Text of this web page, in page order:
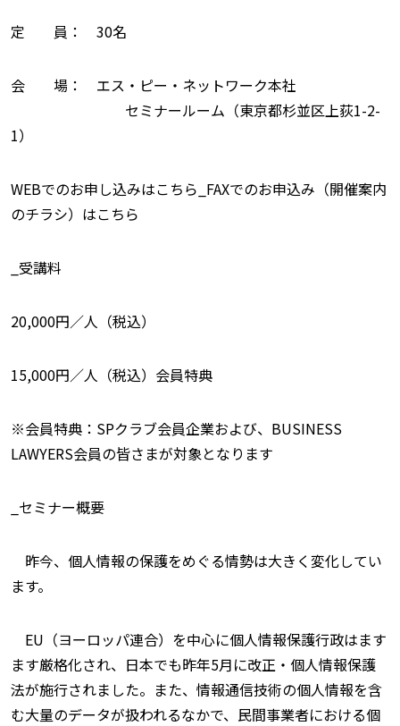
定 員： 30名
会 場： エス・ピー・ネットワーク本社
セミナールーム（東京都杉並区上荻1-2-
1）
WEBでのお申し込みはこちら_FAXでのお申込み（開催案内
のチラシ）はこちら
_受講料
20,000円／人（税込）
15,000円／人（税込）会員特典
※会員特典：SPクラブ会員企業および、BUSINESS
LAWYERS会員の皆さまが対象となります
_セミナー概要
昨今、個人情報の保護をめぐる情勢は大きく変化してい
ます。
EU（ヨーロッパ連合）を中心に個人情報保護行政はます
ます厳格化され、日本でも昨年5月に改正・個人情報保護
法が施行されました。また、情報通信技術の個人情報を含
む大量のデータが扱われるなかで、民間事業者における個